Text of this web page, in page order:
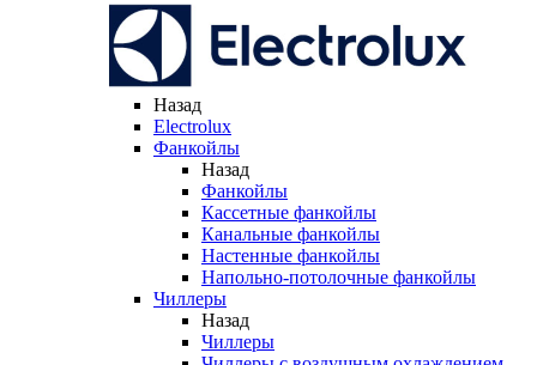
Назад
Electrolux
Фанкойлы
Назад
Фанкойлы
Кассетные фанкойлы
Канальные фанкойлы
Настенные фанкойлы
Напольно-потолочные фанкойлы
Чиллеры
Назад
Чиллеры